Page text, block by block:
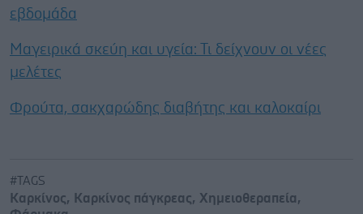
εβδομάδα
Μαγειρικά σκεύη και υγεία: Τι δείχνουν οι νέες
μελέτες
Φρούτα, σακχαρώδης διαβήτης και καλοκαίρι
#TAGS
Καρκίνος, Καρκίνος πάγκρεας, Χημειοθεραπεία,